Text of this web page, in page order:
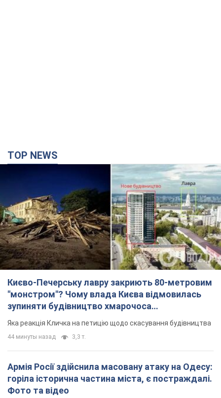
TOP NEWS
Києво-Печерську лавру закриють 80-метровим
"монстром"? Чому влада Києва відмовилась
зупиняти будівництво хмарочоса
"московського вірянина"
Яка реакція Кличка на петицію щодо скасування будівництва
44 минуты назад 3,3 т.
Армія Росії здійснила масовану атаку на Одесу:
горіла історична частина міста, є постраждалі.
Фото та відео